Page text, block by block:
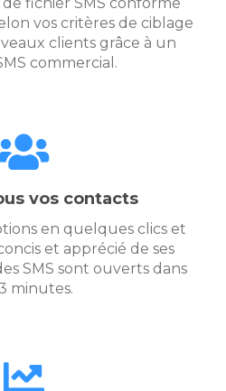
vos critères de ciblage
clients grâce à un
commercial.
vos contacts
en quelques clics et
et apprécié de ses
SMS sont ouverts dans
3 minutes.